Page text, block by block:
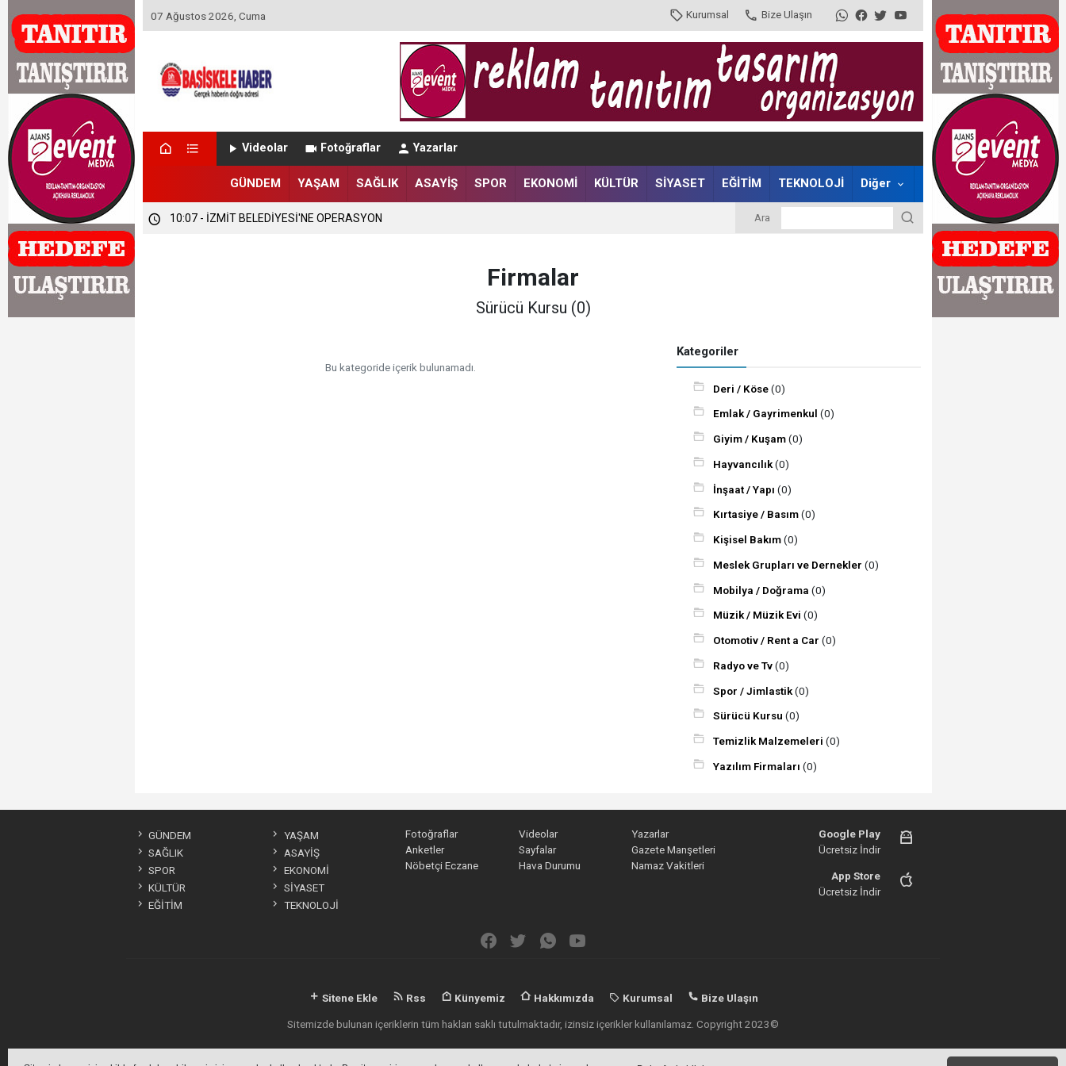
07 Ağustos 2026, Cuma Kurumsal Bize Ulaşın
Videolar Fotoğraflar Yazarlar
GÜNDEM YAŞAM SAĞLIK ASAYİŞ SPOR EKONOMİ KÜLTÜR SİYASET EĞİTİM TEKNOLOJİ Diğer
10:07 - İZMİT BELEDİYESİ'NE OPERASYON Ara
Firmalar
Sürücü Kursu (0)
Bu kategoride içerik bulunamadı.
Kategoriler
Deri / Köse(0)
Emlak / Gayrimenkul (0)
Giyim / Kuşam(0)
Hayvancılık(0)
İnşaat / Yapı (0)
Kırtasiye / Basım(0)
Kişisel Bakım(0)
Meslek Grupları ve Dernekler (0)
Mobilya / Doğrama (0)
Müzik / Müzik Evi (0)
Otomotiv / Rent a Car (0)
Radyo ve Tv(0)
Spor / Jimlastik(0)
Sürücü Kursu (0)
Temizlik Malzemeleri (0)
Yazılım Firmaları (0)
GÜNDEM
YAŞAM
SAĞLIK
ASAYİŞ
SPOR
EKONOMİ
KÜLTÜR
SİYASET
EĞİTİM
TEKNOLOJİ
Fotoğraflar Videolar
Yazarlar
Anketler
Sayfalar
Gazete Manşetleri
Nöbetçi Eczane
Hava Durumu Namaz Vakitleri
Google Play
Ücretsiz İndir
App Store
Ücretsiz İndir
Sitene Ekle Rss Künyemiz Hakkımızda Kurumsal Bize Ulaşın
Sitemizde bulunan içeriklerin tüm hakları saklı tutulmaktadır, izinsiz içerikler kullanılamaz. Copyright 2023©